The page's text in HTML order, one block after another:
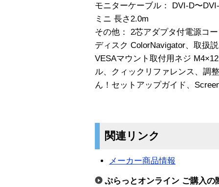
モニターケーブル： DVI-D〜
ミニ 長さ2.0m
その他： 2芯アダプタ付電源コ
ディスク ColorNavigator、取扱
VESAマウント取付用ネジ
ル、クィックリファレンス、調
ん！セットアップガイド、
関連リンク
メーカー商品情報
ぷらっとオンライン ご購入の